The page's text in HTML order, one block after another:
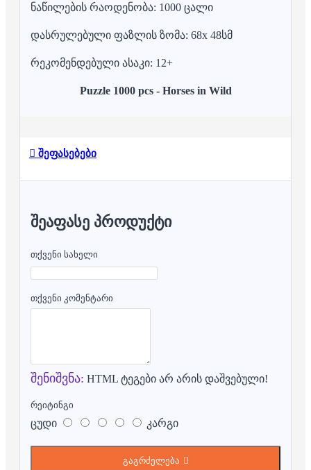
ნაწილების რაოდენობა: 1000 ცალი
დასრულებული ფაზლის ზომა: 68x 48სმ
რეკომენდებული ასაკი: 12+
Puzzle 1000 pcs - Horses in Wild
შეფასებები
ᲨᲔᲐᲤᲐᲡᲔ ᲞᲠᲝᲓᲣᲥᲢᲘ
თქვენი სახელი
თქვენი კომენტარი
შენიშვნა: HTML ტეგები არ არის დაშვებული!
რეიტინგი
ცუდი კარგი
გაგრძელება